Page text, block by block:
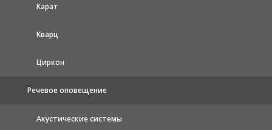
Карат
Кварц
Циркон
Речевое оповещение
Акустические системы